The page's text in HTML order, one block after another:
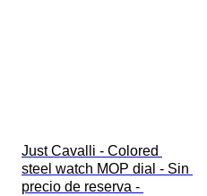
Just Cavalli - Colored
steel watch MOP dial - Sin
precio de reserva -